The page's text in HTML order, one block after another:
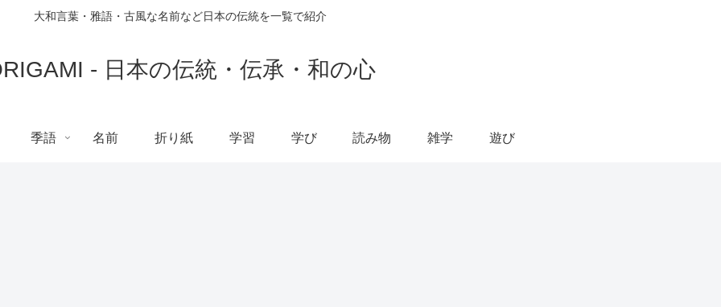
大和言葉・雅語・古風な名前など日本の伝統を一覧で紹介
- 日本の伝統・伝承・和の心
季語 名前 折り紙 学習 学び 読み物 雑学 遊び